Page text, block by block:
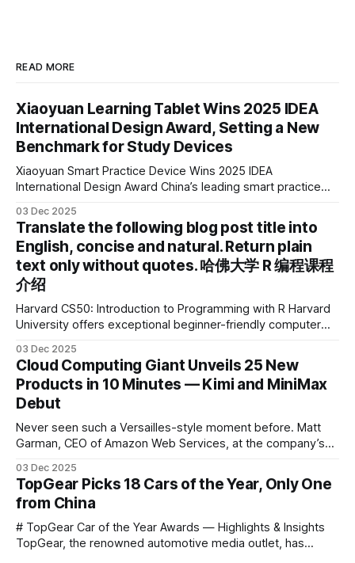
READ MORE
Xiaoyuan Learning Tablet Wins 2025 IDEA
International Design Award, Setting a New
Benchmark for Study Devices
Xiaoyuan Smart Practice Device Wins 2025 IDEA
International Design Award China’s leading smart practice
2025 IDEA International Design Award for its eye-care
design and cutting-edge educational AI experience. This is
the first learning tablet product to receive this
03 Dec 2025
Translate the following blog post title into
English, concise and natural. Return plain
text only without quotes. 哈佛大学 R 编程课程
介绍
Harvard CS50: Introduction to Programming with R Harvard
University offers exceptional beginner-friendly computer
Harvard CS50’s Introduction to Programming in R, a
powerful language widely used for statistical computing,
data science, and graphics. This course was developed by
Carter
03 Dec 2025
Cloud Computing Giant Unveils 25 New
Products in 10 Minutes — Kimi and MiniMax
Debut
Never seen such a Versailles-style moment before. Matt
Garman, CEO of Amazon Web Services, at the company’s
announce that he casually proclaimed on stage: > I’m going
to challenge myself — 25 products in 10 minutes! Given
03 Dec 2025
TopGear Picks 18 Cars of the Year, Only One
from China
# TopGear Car of the Year Awards — Highlights & Insights
TopGear, the renowned automotive media outlet, has